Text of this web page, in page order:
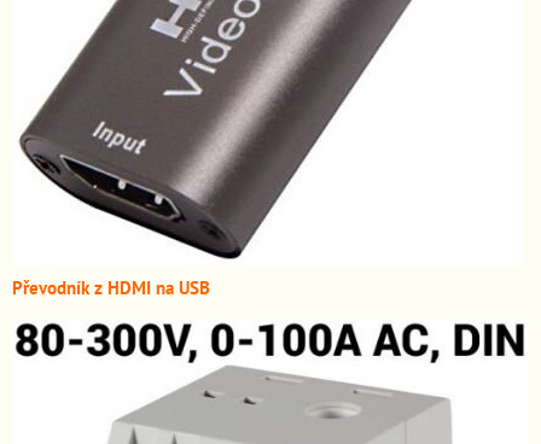
Převodník z HDMI na USB